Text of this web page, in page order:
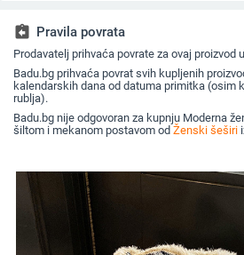
za umivaonik
assignment_return Pravila povrata
Prodavatelj prihvaća povrate za ovaj proizvod
Badu.bg prihvaća povrat svih kupljenih
kalendarskih dana od datuma primitka (osim
rublja).
Badu.bg nije odgovoran za kupnju Moderna
šiltom i mekanom postavom od Ženski šeširi